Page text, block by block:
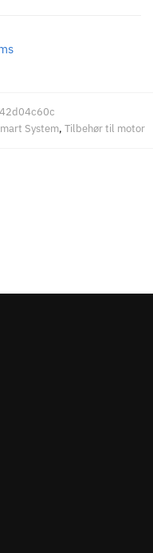
System, Tilbehør til motor